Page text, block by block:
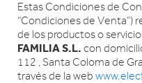
Estas Condiciones de
“Condiciones de Venta”)
de los productos o
FAMILIA S.L. con
112 , Santa Coloma de
través de la web